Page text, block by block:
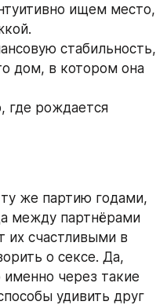
ищем место,
стабильность,
дом, в котором она
где рождается
же партию годами,
между партнёрами
их счастливыми в
о сексе. Да,
именно через такие
удивить друг